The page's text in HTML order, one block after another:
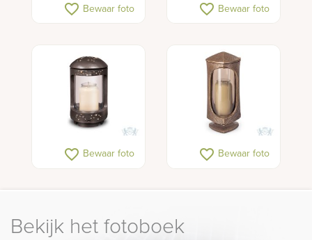
favorite_border Bewaar foto favorite_border Bewaar foto
favorite_border Bewaar foto favorite_border Bewaar foto
Bekijk het fotoboek